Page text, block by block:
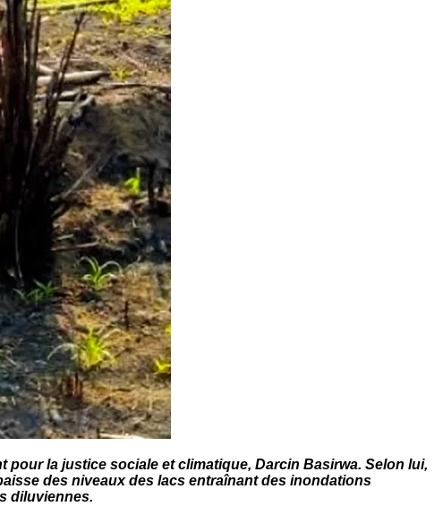
la justice sociale et climatique, Darcin Basirwa. Selon lui,
des niveaux des lacs entraînant des inondations
diluviennes.